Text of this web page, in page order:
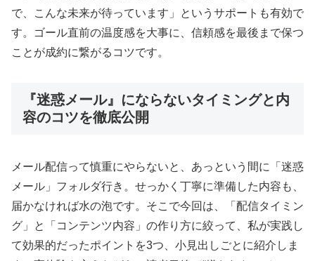
で、こんな未来が待っています」というサポートも有効で
す。ゴール直前の温度感を大事に、信頼感を最後まで保つ
ことが成約に繋がるコツです。
『迷惑メール』にならないタイミングと内
容のコツを徹底公開
メール配信って慎重にやらないと、あっという間に「迷惑
メール」フォルダ行き。せっかく丁寧に準備した内容も、
届かなければ水の泡です。そこで今回は、「配信タイミン
グ」と「コンテンツ内容」の作り方に絞って、私が実践し
て効果的だったポイントを3つ、小見出しごとに紹介しま